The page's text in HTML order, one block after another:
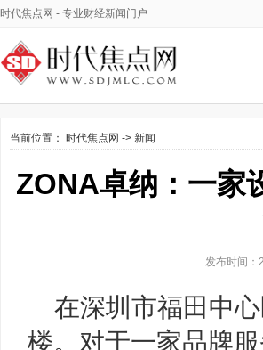
时代焦点网 - 专业财经新闻门户
当前位置： 时代焦点网 -> 新闻
ZONA卓纳：一家
发布时间
在深圳市福田中
楼。对于一家品牌